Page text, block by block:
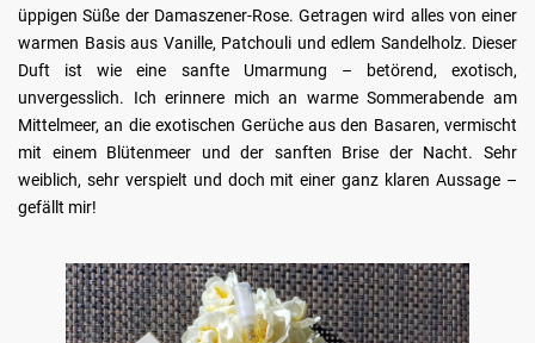
üppigen Süße der Damaszener-Rose. Getragen wird alles von einer
warmen Basis aus Vanille, Patchouli und edlem Sandelholz. Dieser
Duft ist wie eine sanfte Umarmung – betörend, exotisch,
unvergesslich. Ich erinnere mich an warme Sommerabende am
Mittelmeer, an die exotischen Gerüche aus den Basaren, vermischt
mit einem Blütenmeer und der sanften Brise der Nacht. Sehr
weiblich, sehr verspielt und doch mit einer ganz klaren Aussage –
gefällt mir!